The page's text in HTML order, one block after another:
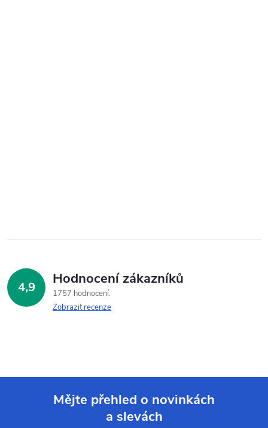
4,9 Hodnocení zákazníků
1757 hodnocení
Zobrazit recenze
Mějte přehled o novinkách
a slevách